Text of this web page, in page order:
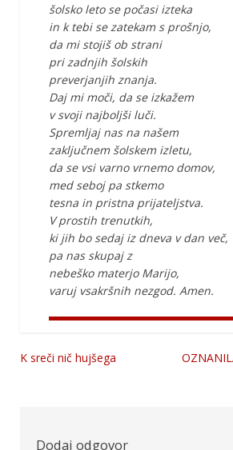
šolsko leto se počasi izteka
in k tebi se zatekam s prošnjo,
da mi stojiš ob strani
pri zadnjih šolskih
preverjanjih znanja.
Daj mi moči, da se izkažem
v svoji najboljši luči.
Spremljaj nas na našem
zaključnem šolskem izletu,
da se vsi varno vrnemo domov,
med seboj pa stkemo
tesna in pristna prijateljstva.
V prostih trenutkih,
ki jih bo sedaj iz dneva v dan več,
pa nas skupaj z
nebeško materjo Marijo,
varuj vsakršnih nezgod. Amen.
K sreči nič hujšega
Dodaj odgovor